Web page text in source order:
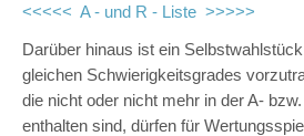
<<<<< A - und R - Liste >>>>>
Darüber hinaus ist ein
gleichen Schwierigkeitsgrades
die nicht oder nicht mehr in der A-
enthalten sind, dürfen für